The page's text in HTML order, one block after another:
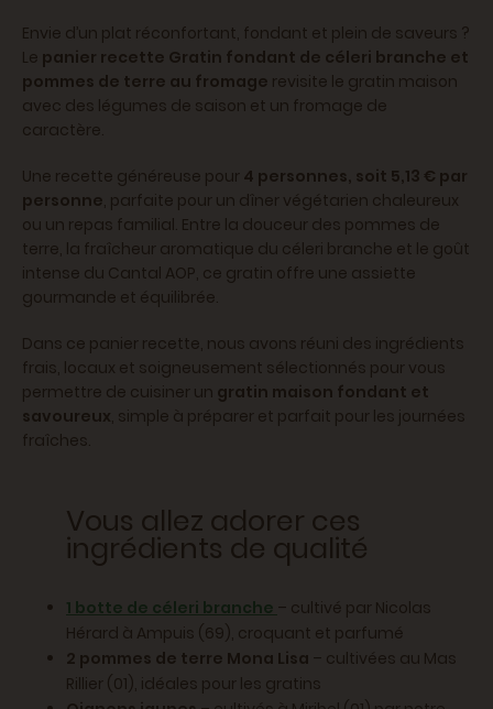
Envie d’un plat réconfortant, fondant et plein de saveurs ?
Le panier recette Gratin fondant de céleri branche et
pommes de terre au fromage revisite le gratin maison
avec des légumes de saison et un fromage de
caractère.
Une recette généreuse pour 4 personnes, soit 5,13 € par
personne, parfaite pour un dîner végétarien chaleureux
ou un repas familial. Entre la douceur des pommes de
terre, la fraîcheur aromatique du céleri branche et le goût
intense du Cantal AOP, ce gratin offre une assiette
gourmande et équilibrée.
Dans ce panier recette, nous avons réuni des ingrédients
frais, locaux et soigneusement sélectionnés pour vous
permettre de cuisiner un gratin maison fondant et
savoureux, simple à préparer et parfait pour les journées
fraîches.
Vous allez adorer ces
ingrédients de qualité
1 botte de céleri branche – cultivé par Nicolas
Hérard à Ampuis (69), croquant et parfumé
2 pommes de terre Mona Lisa – cultivées au Mas
Rillier (01), idéales pour les gratins